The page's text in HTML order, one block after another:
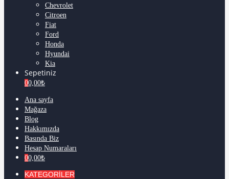
Chevrolet
Citroen
Fiat
Ford
Honda
Hyundai
Kia
Sepetiniz
00,00₺
Ana sayfa
Mağaza
Blog
Hakkımızda
Basında Biz
Hesap Numaraları
00,00₺
KATEGORİLER